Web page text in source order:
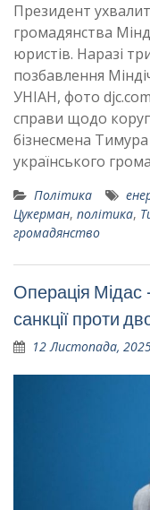
Президент
громадянства
юристів. Наразі
позбавлення
УНІАН, фото
справи щодо
бізнесмена
українського
Політика
Цукерман, політика,
громадянство
Операція
санкції проти
12 Листопада,